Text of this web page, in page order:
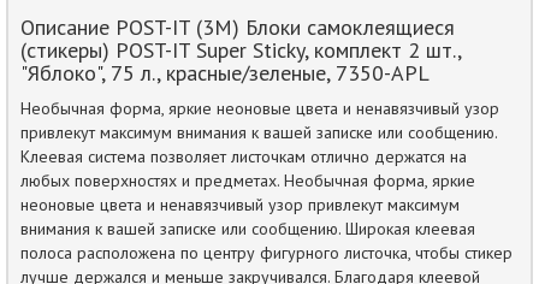
Описание POST-IT (3M) Блоки самоклеящиеся
(стикеры) POST-IT Super Sticky, комплект 2 шт.,
"Яблоко", 75 л., красные/зеленые, 7350-APL
Необычная форма, яркие неоновые цвета и ненавязчивый узор
привлекут максимум внимания к вашей записке или сообщению.
Клеевая система позволяет листочкам отлично держатся на
любых поверхностях и предметах. Необычная форма, яркие
неоновые цвета и ненавязчивый узор привлекут максимум
внимания к вашей записке или сообщению. Широкая клеевая
полоса расположена по центру фигурного листочка, чтобы стикер
лучше держался и меньше закручивался. Благодаря клеевой